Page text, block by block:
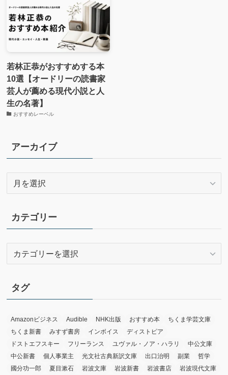
若林正恭がおすすめする本
10選【オードリーの読書家
芸人が薦める現代小説と人
生の名著】
おすすめレーベル
アーカイブ
イ
ブ
カテゴリー
リ
ー
タグ
Amazonビジネス Audible NHK出版 おすすめ本
ちくま学芸文庫
ちくま新書
みすず書房 インボイス
ディストピア
ドストエフスキー
フリーランス ユヴァル・ノア・ハラリ
中公文庫
中公新書
個人事業主 光文社古典新訳文庫 出口治明 副業
哲学
國分功一郎
夏目漱石 岩波文庫 岩波新書 岩波書店 岩波現代文庫